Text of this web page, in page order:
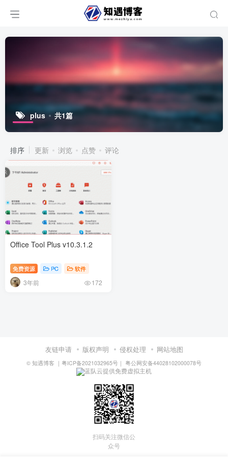
plus 共1篇
排序 更新 浏览 点赞 评论
Office Tool Plus v10.3.1.2
免费资源 PC 软件
3年前 172
友链申请 版权声明 侵权处理 网站地图
© 知遇博客 ｜ 粤ICP备2021032965号 ｜ 粤公网安备44028102000078号
蓝队云提供免费虚拟主机
扫码关注微信公
众号